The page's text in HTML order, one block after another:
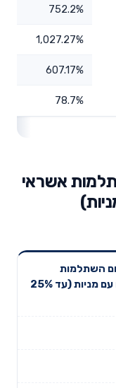
752.2%
1,027.27%
607.17%
78.7%
אשראי
מניות (עד 25% מניות)
שנתית 5
שנתיים
השתלמות
אשראי ואג"ח עם מניות (עד 25%